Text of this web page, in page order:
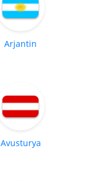
Arjantin
Avusturya